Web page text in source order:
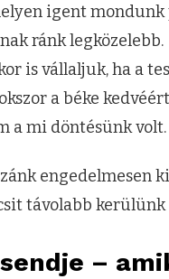
igent
ránk legközelebb.
is vállaljuk, ha a
a béke
a mi döntésünk volt.
engedelmesen
távolabb
–